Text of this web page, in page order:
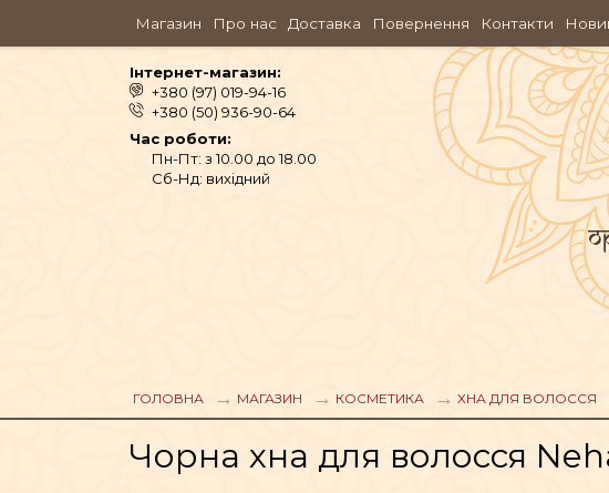
Магазин Про нас Доставка Повернення Контакти
Інтернет-магазин:
+380 (97) 019-94-16
+380 (50) 936-90-64
Час роботи:
Пн-Пт: з 10.00 до 18.00
Сб-Нд: вихідний
ОДЯГ
АРОМАМАСЛА, ПАХОЩІ
ГОЛОВНА МАГАЗИН КОСМЕТИКА ХНА ДЛЯ ВОЛОССЯ
Чорна хна для волосся